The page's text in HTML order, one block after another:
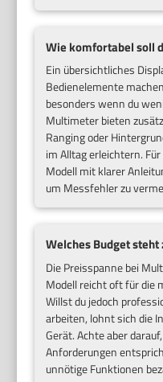
Wie komfortabel soll
Ein übersichtliches
Bedienelemente
besonders wenn du
Multimeter bieten
Ranging oder
im Alltag erleichtern.
Modell mit klarer
um Messfehler zu
Welches Budget
Die Preisspanne bei
Modell reicht oft für die
Willst du jedoch
arbeiten, lohnt sich die
Gerät. Achte aber
Anforderungen
unnötige Funktionen